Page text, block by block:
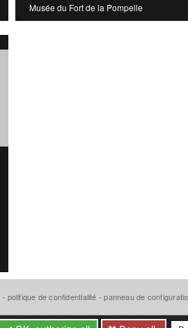
Musée du Fort de la Pompelle
- politique de confidentialité -panneau de